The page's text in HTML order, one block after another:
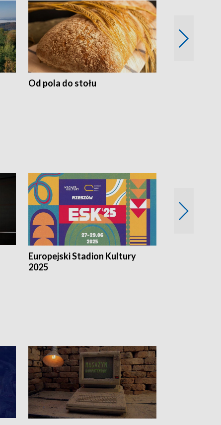
Od pola do stołu
Europejski Stadion Kultury
2025